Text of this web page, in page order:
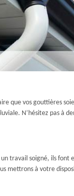
que vos gouttières
N’hésitez pas à
travail soigné, ils font
mettrons à votre